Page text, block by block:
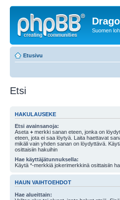
Suomen
Etusivu
Etsi
HAKULAUSEKE
Etsi avainsanoja:
Aseta + merkki sanan eteen, jonka on
eteen, jota ei saa löytyä. Laita haettavat
mikäli vain yhden sanan on löydyttävä.
osittaisiin hakuihin
Hae käyttäjätunnuksella:
Käytä *-merkkiä jokerimerkkinä osittaisiin
HAUN VAIHTOEHDOT
Hae alueittain: